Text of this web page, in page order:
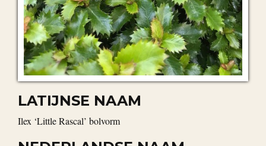
LATIJNSE NAAM
Ilex ‘Little Rascal’ bolvorm